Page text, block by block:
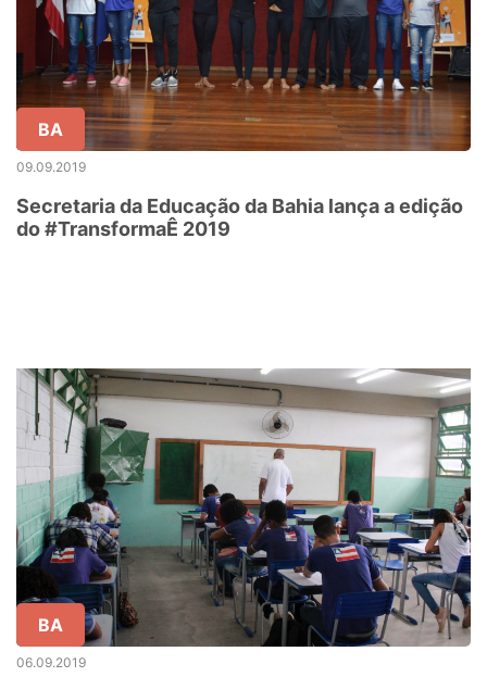
BA
09.09.2019
Secretaria da Educação da Bahia lança a edição
do #TransformaÊ 2019
BA
06.09.2019